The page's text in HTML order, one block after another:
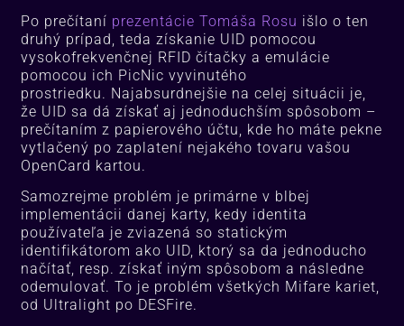
Po prečítaní prezentácie Tomáša Rosu išlo o ten
druhý prípad, teda získanie UID pomocou
vysokofrekvenčnej RFID čítačky a emulácie
pomocou ich PicNic vyvinutého
prostriedku. Najabsurdnejšie na celej situácii je,
že UID sa dá získať aj jednoduchším spôsobom –
prečítaním z papierového účtu, kde ho máte pekne
vytlačený po zaplatení nejakého tovaru vašou
OpenCard kartou.
Samozrejme problém je primárne v blbej
implementácii danej karty, kedy identita
používateľa je zviazená so statickým
identifikátorom ako UID, ktorý sa da jednoducho
načítať, resp. získať iným spôsobom a následne
odemulovať. To je problém všetkých Mifare kariet,
od Ultralight po DESFire.